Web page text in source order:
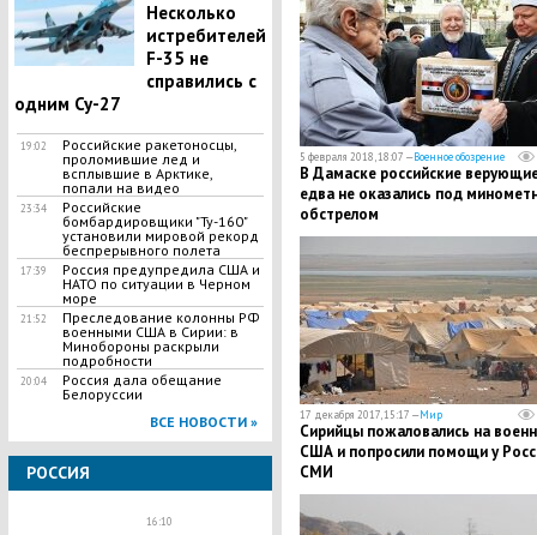
Несколько
истребителей
F-35 не
справились с
одним Су-27
19:02
Российские ракетоносцы,
проломившие лед и
всплывшие в Арктике,
попали на видео
23:34
Российские
бомбардировщики "Ту-160"
установили мировой рекорд
беспрерывного полета
17:39
Россия предупредила США и
НАТО по ситуации в Черном
море
21:52
Преследование колонны РФ
военными США в Сирии: в
Минобороны раскрыли
подробности
20:04
Россия дала обещание
Белоруссии
ВСЕ НОВОСТИ »
РОССИЯ
16:10
5 февраля 2018, 18:07 —Военное обозрение
В Дамаске российские
едва не оказались под
обстрелом
17 декабря 2017, 15:17 —Мир
Сирийцы пожаловались на
США и попросили помощи у
СМИ